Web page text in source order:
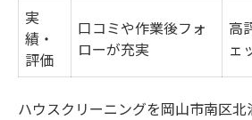
実
績・
評価
口コミや作業後フォ
ローが充実
高
ェ
ハウスクリーニングを岡山市南区